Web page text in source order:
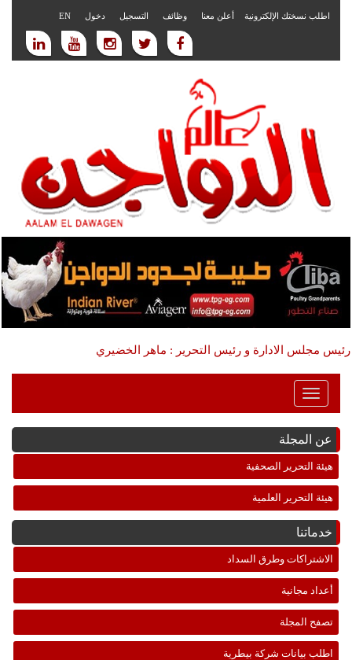
اطلب نسختك الإلكترونية أعلن معنا وظائف التسجيل دخول EN
رئيس مجلس الادارة و رئيس التحرير : ماهر الخضيري
Toggle
Navigation
عن المجلة
هيئة التحرير الصحفية
هيئة التحرير العلمية
خدماتنا
الاشتراكات وطرق السداد
أعداد مجانية
تصفح المجلة
اطلب بيانات شركة بيطرية